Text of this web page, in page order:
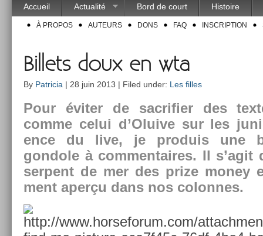
Accueil Actualité Bord de court Histoire
À PROPOS AUTEURS DONS FAQ INSCRIPTION
Billets doux en wta
By Patricia | 28 juin 2013 | Filed under: Les filles
Pour éviter de sac­rifi­er des
comme celui d’Oluive sur les
ence du live, je pro­duis une
gondole à com­men­taires. Il s’agit
ser­pent de mer des prize money
ment aperçu dans nos col­on­nes.